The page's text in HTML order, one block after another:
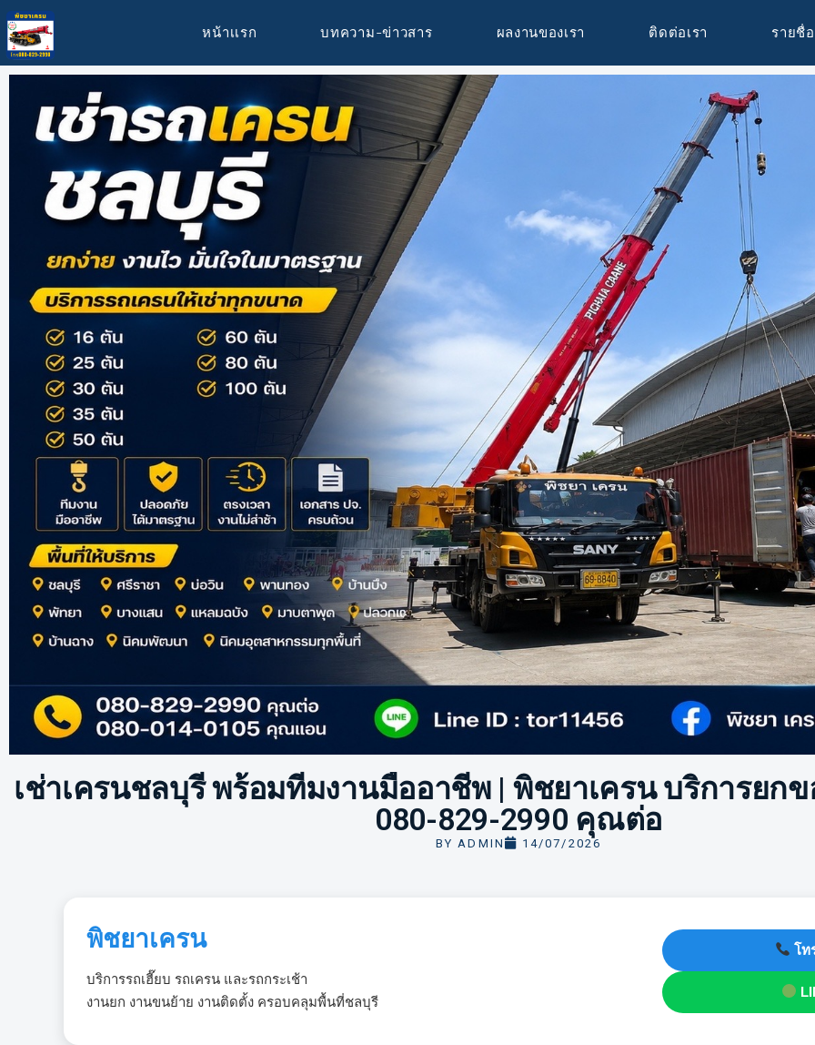
หน้าเเรก บทความ-ข่าวสาร ผลงานของเรา ติดต่อเรา รายชื่
เช่าเครนชลบุรี พร้อมทีมงานมืออาชีพ | พิชยาเครน บริการยก
080-829-2990 คุณต่อ
BY ADMIN 14/07/2026
พิชยาเครน
บริการรถเฮี๊ยบ รถเครน และรถกระเช้า
งานยก งานขนย้าย งานติดตั้ง ครอบคลุมพื้นที่ชลบุรี
โท